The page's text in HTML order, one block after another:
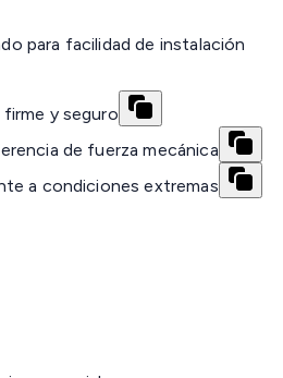
para facilidad de instalación
y seguro
de fuerza mecánica
a condiciones extremas